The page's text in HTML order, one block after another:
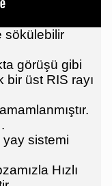
sökülebilir
görüşü gibi
üst RIS rayı
yay sistemi
Hızlı